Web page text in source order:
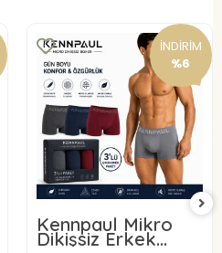
İNDİRİM
%6
Kennpaul Mikro
Dikişsiz Erkek